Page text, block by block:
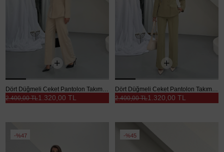
1.320,00 TL
2.400,00 TL 1.320,00 TL
2.400,00 TL
%47 %45